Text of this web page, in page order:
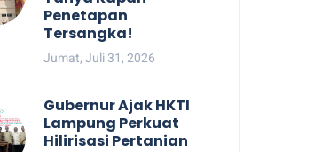
Penetapan
Tersangka!
Jumat, Juli 31, 2026
Gubernur Ajak HKTI
Lampung Perkuat
Hilirisasi Pertanian